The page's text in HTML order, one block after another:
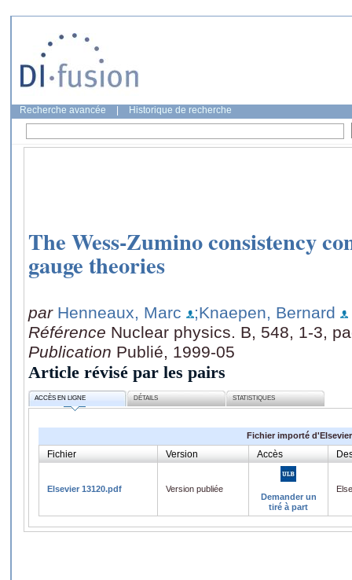
Recherche avancée Historique de recherche
The Wess-Zumino consistency
gauge theories
par Henneaux, Marc
;Knaepen, Bernard
Référence Nuclear physics. B, 548, 1-3,
Publication Publié, 1999-05
Article révisé par les pairs
ACCÈS EN LIGNE DÉTAILS STATISTIQUES
Fichier importé d'Elsevier
Fichier Version Accès
Elsevier 13120.pdf
Version publiée
Demander un
tiré à part